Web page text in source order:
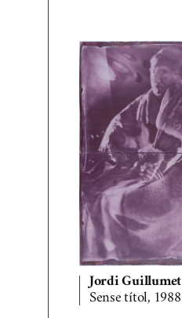
Jordi Guillumet
Sense títol, 1988